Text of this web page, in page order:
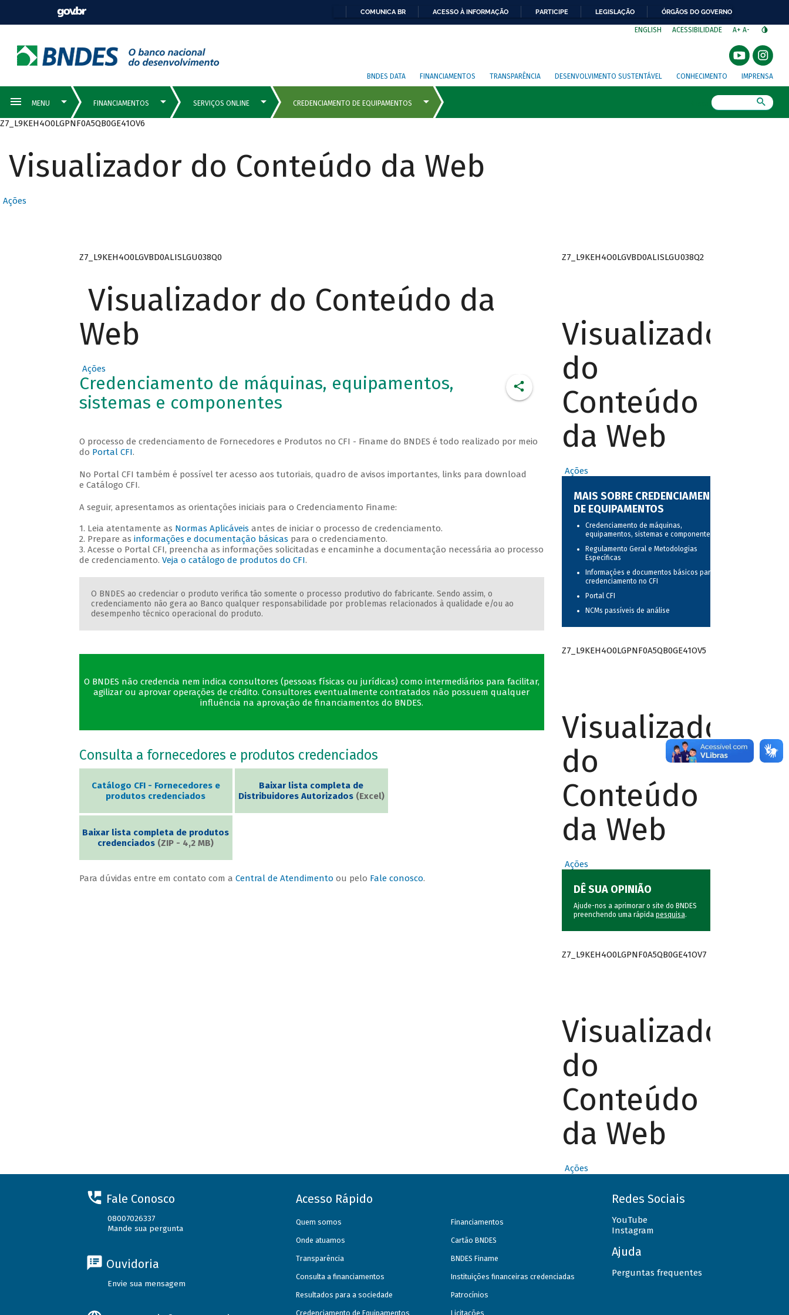
COMUNICA BR ACESSO À INFORMAÇÃO PARTICIPE LEGISLAÇÃO ÓRGÃOS DO GOVERNO
ENGLISH ACESSIBILIDADE A+ A-
BNDES DATA FINANCIAMENTOS TRANSPARÊNCIA DESENVOLVIMENTO SUSTENTÁVEL CONHECIMENTO IMPRENSA
Z7_L9KEH4O0LGPNF0A5QB0GE41OV6
Visualizador do Conteúdo da Web
Ações
Z7_L9KEH4O0LGVBD0ALISLGU038Q0
Visualizador do Conteúdo da
Web
Ações
Credenciamento de máquinas, equipamentos,
sistemas e componentes
O processo de credenciamento de Fornecedores e Produtos no CFI - Finame do BNDES é todo realizado por meio
do Portal CFI.
No Portal CFI também é possível ter acesso aos tutoriais, quadro de avisos importantes, links para download
e Catálogo CFI.
A seguir, apresentamos as orientações iniciais para o Credenciamento Finame:
1. Leia atentamente as Normas Aplicáveis antes de iniciar o processo de credenciamento.
2. Prepare as informações e documentação básicas para o credenciamento.
3. Acesse o Portal CFI, preencha as informações solicitadas e encaminhe a documentação necessária ao processo
de credenciamento. Veja o catálogo de produtos do CFI.
O BNDES ao credenciar o produto verifica tão somente o processo produtivo do fabricante. Sendo assim, o
credenciamento não gera ao Banco qualquer responsabilidade por problemas relacionados à qualidade e/ou ao
desempenho técnico operacional do produto.
O BNDES não credencia nem indica consultores (pessoas físicas ou jurídicas) como intermediários para facilitar,
agilizar ou aprovar operações de crédito. Consultores eventualmente contratados não possuem qualquer
influência na aprovação de financiamentos do BNDES.
Consulta a fornecedores e produtos credenciados
Catálogo CFI - Fornecedores e
produtos credenciados
Baixar lista completa de
Distribuidores Autorizados(Excel)
Baixar lista completa de produtos
credenciados (ZIP - 4,2 MB)
Para dúvidas entre em contato com a Central de Atendimento ou pelo Fale conosco.
Z7_L9KEH4O0LGVBD0ALISLGU038Q2
Visualizador
do
Conteúdo
da Web
Ações
MAIS SOBRE CREDENCIAMENTO
DE EQUIPAMENTOS
Credenciamento de máquinas,
equipamentos, sistemas e componentes
Regulamento Geral e Metodologias
Específicas
Informações e documentos básicos para o
credenciamento no CFI
Portal CFI
NCMs passíveis de análise
Z7_L9KEH4O0LGPNF0A5QB0GE41OV5
Visualizador
do
Conteúdo
da Web
Ações
DÊ SUA OPINIÃO
Ajude-nos a aprimorar o site do BNDES
preenchendo uma rápida pesquisa.
Z7_L9KEH4O0LGPNF0A5QB0GE41OV7
Visualizador
do
Conteúdo
da Web
Ações
Fale Conosco
08007026337
Mande sua pergunta
Ouvidoria
Envie sua mensagem
Acesso Rápido
Quem somos
Onde atuamos
Transparência
Consulta a financiamentos
Resultados para a sociedade
Credenciamento de Equipamentos
Financiamentos
Cartão BNDES
BNDES Finame
Instituições financeiras credenciadas
Patrocínios
Licitações
Redes Sociais
YouTube
Instagram
Ajuda
Perguntas frequentes